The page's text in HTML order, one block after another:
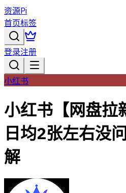
资源Pi
首页标签
登录注册
小红书
小红书【网盘拉
日均2张左右没
解